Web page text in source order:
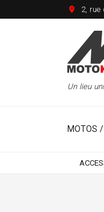
2, rue
Un lieu
MOTOS